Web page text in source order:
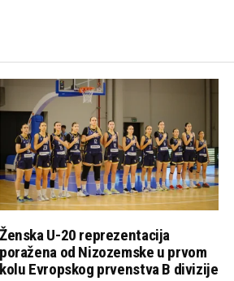
Ženska U-20 reprezentacija
poražena od Nizozemske u prvom
kolu Evropskog prvenstva B divizije